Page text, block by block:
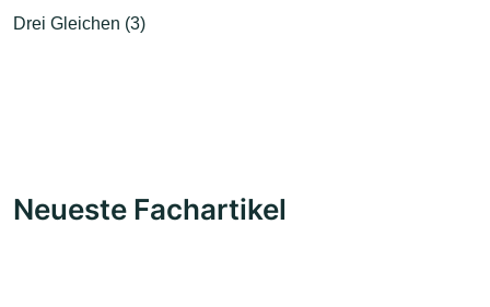
Drei Gleichen (3)
Neueste Fachartikel